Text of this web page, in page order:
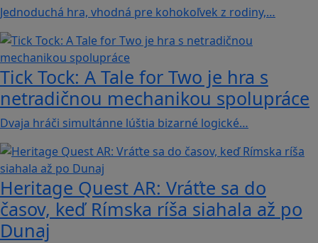
Jednoduchá hra, vhodná pre kohokoľvek z rodiny,…
Tick Tock: A Tale for Tw‪o je hra s
netradičnou mechanikou spolupráce
Dvaja hráči simultánne lúštia bizarné logické…
Heritage Quest AR: Vráťte sa do
časov, keď Rímska ríša siahala až po
Dunaj